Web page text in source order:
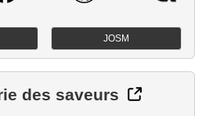
JOSM
des saveurs